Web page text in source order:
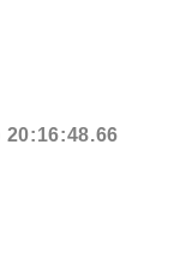
20:16:48.66